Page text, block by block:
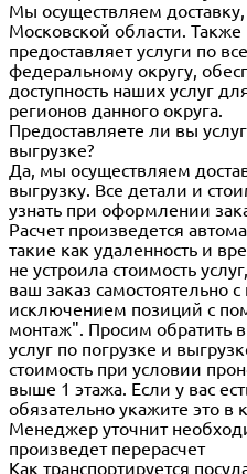
Мы осуществляем
Московской области.
предоставляет услуги по
федеральному округу,
доступность наших услуг
регионов данного округа.
Предоставляете ли вы
выгрузке?
Да, мы осуществляем
выгрузку. Все детали и
узнать при оформлении
Расчет произведется
такие как удаленность и
не устроила стоимость
ваш заказ самостоятельно
исключением позиций с
монтаж". Просим обратить
услуг по погрузке и
стоимость при условии
выше 1 этажа. Если у вас
обязательно укажите это в
Менеджер уточнит
произведет перерасчет
Как транспортируется